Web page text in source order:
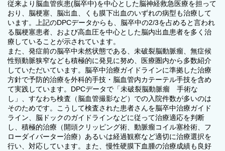
従来より脳血管疾患(脳卒中)を中心とした脳神経救急医療を担って
おり、脳梗塞、脳出血、くも膜下出血のいずれの病型も治療して
います。上記のDPCデータからも、脳卒中の2/3を占めると言われ
る脳梗塞患者、および高血圧を中心とした脳内出血患者を多く治
療していることが示されています。
また、発症前の脳卒中未然状態である、未破裂脳動脈瘤、無症候
性頸動脈狭窄なども積極的に発見に努め、医療圏内から多数紹介
していただいています。脳卒中治療ガイドラインに準拠した治療
方針で予防的治療を外科的手技・脳血管内カテーテル手技を含め
て実践しています。DPCデータで「未破裂脳動脈瘤 手術な
し」、すなわち検査（脳血管撮影など）での入院件数が多いのは
そのためです。こうして検査された患者さんを脳卒中治療ガイド
ライン、脳ドックのガイドラインなどに従って治療適応を判断
し、積極的治療（開頭クリッピング術、動脈瘤コイル塞栓術、フ
ローダイバーター治療）あるいは経過観察など適切に治療選択を
行い、対応しています。また、慢性硬膜下血腫の治療成績も良好